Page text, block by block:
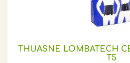
THUASNE LOMBATECH
T5